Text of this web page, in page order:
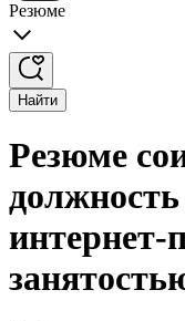
Резюме
Найти
Резюме
интернет-